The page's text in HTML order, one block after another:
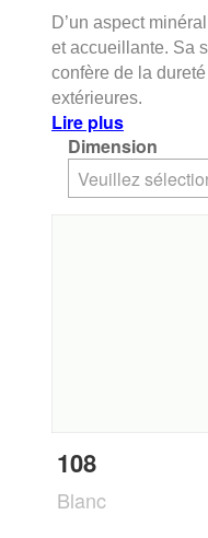
D’un aspect
et accueillante. Sa
confère de la
extérieures.
Lire plus
Dimension
108
Blanc